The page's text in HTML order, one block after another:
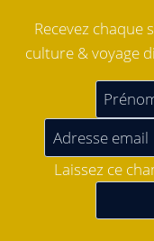
Recevez
culture & voyage
Laissez ce